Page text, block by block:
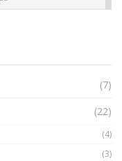
trong năm 2023? |
Blockchain
(7)
(22)
(4)
(3)